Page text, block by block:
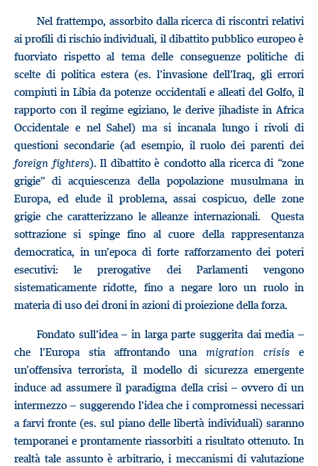
Nel frattempo, assorbito dalla ricerca di riscontri relativi
ai profili di rischio individuali, il dibattito pubblico europeo è
fuorviato rispetto al tema delle conseguenze politiche di
scelte di politica estera (es. l’invasione dell’Iraq, gli errori
compiuti in Libia da potenze occidentali e alleati del Golfo, il
rapporto con il regime egiziano, le derive jihadiste in Africa
Occidentale e nel Sahel) ma si incanala lungo i rivoli di
questioni secondarie (ad esempio, il ruolo dei parenti dei
foreign fighters). Il dibattito è condotto alla ricerca di “zone
grigie” di acquiescenza della popolazione musulmana in
Europa, ed elude il problema, assai cospicuo, delle zone
grigie che caratterizzano le alleanze internazionali. Questa
sottrazione si spinge fino al cuore della rappresentanza
democratica, in un’epoca di forte rafforzamento dei poteri
esecutivi: le prerogative dei Parlamenti vengono
sistematicamente ridotte, fino a negare loro un ruolo in
materia di uso dei droni in azioni di proiezione della forza.
Fondato sull’idea – in larga parte suggerita dai media –
che l’Europa stia affrontando una migration crisis e
un’offensiva terrorista, il modello di sicurezza emergente
induce ad assumere il paradigma della crisi – ovvero di un
intermezzo – suggerendo l’idea che i compromessi necessari
a farvi fronte (es. sul piano delle libertà individuali) saranno
temporanei e prontamente riassorbiti a risultato ottenuto. In
realtà tale assunto è arbitrario, i meccanismi di valutazione